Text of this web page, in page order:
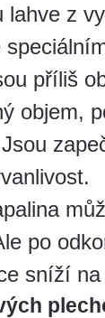
lahve z
příliš
objem,
po
sníží